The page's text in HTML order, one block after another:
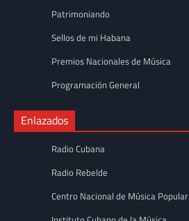
Patrimoniando
Sellos de mi Habana
Premios Nacionales de Música
Programación General
Enlazados
Radio Cubana
Radio Rebelde
Centro Nacional de Música Popular